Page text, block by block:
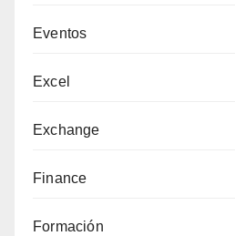
Eventos
Excel
Exchange
Finance
Formación